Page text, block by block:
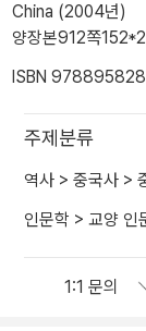
China (2004년)
양장본912쪽
ISBN
주제분류
역사 > 중국사 >
인문학 > 교양 인